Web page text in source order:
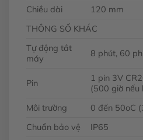
Chiều dài
120 mm
THÔNG SỐ KHÁC
Tự động tắt
máy
8 phút, 60
Pin
1 pin 3V
(500 giờ nếu
Môi trường
0 đến 50oC
Chuẩn bảo vệ
IP65